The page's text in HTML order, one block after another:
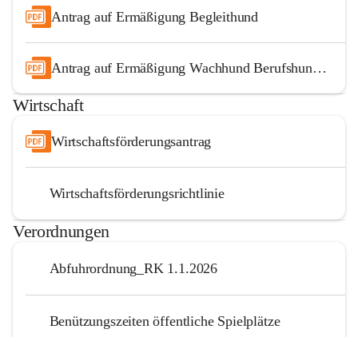
Antrag auf Ermäßigung Begleithund
Antrag auf Ermäßigung Wachhund Berufshund Jagdhund
Wirtschaft
Wirtschaftsförderungsantrag
Wirtschaftsförderungsrichtlinie
Verordnungen
Abfuhrordnung_RK 1.1.2026
Benützungszeiten öffentliche Spielplätze